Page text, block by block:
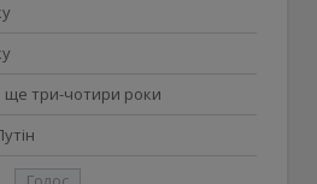
ще три-чотири роки